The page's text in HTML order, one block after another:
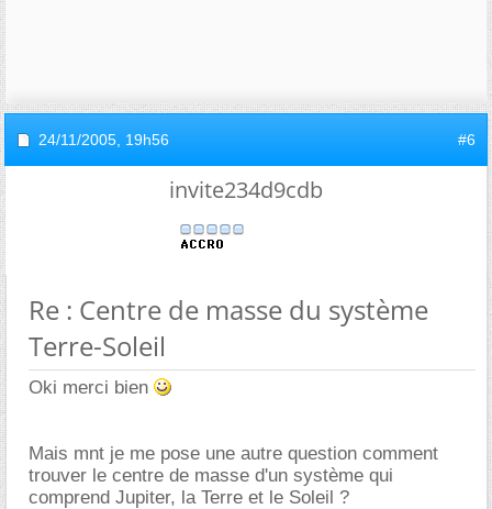
24/11/2005, 19h56 #6
invite234d9cdb
Re : Centre de masse du système
Terre-Soleil
Oki merci bien
Mais mnt je me pose une autre question comment
trouver le centre de masse d'un système qui
comprend Jupiter, la Terre et le Soleil ?